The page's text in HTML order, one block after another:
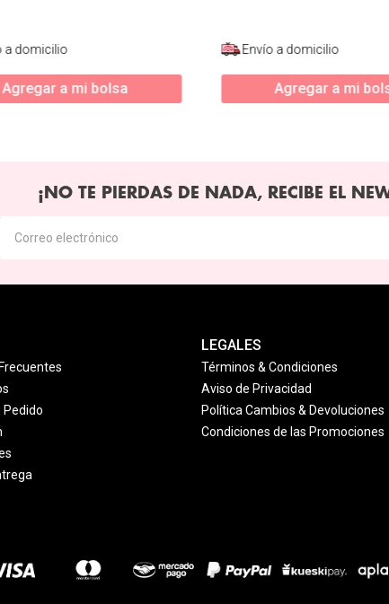
a domicilio
Agregar a mi bolsa
Envío a domicilio
Agregar a mi
¡NO TE PIERDAS DE NADA, RECIBE EL
Pedido
LEGALES
Términos & Condiciones
Aviso de Privacidad
Política Cambios & Devoluciones
Condiciones de las Promociones